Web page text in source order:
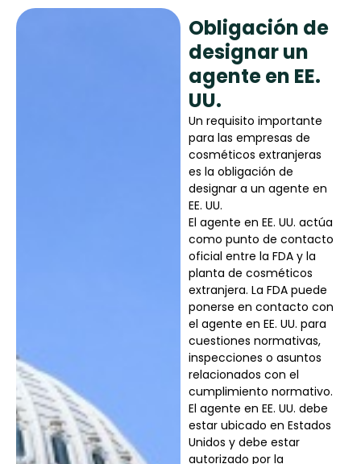
Obligación de
designar un
agente en EE.
UU.
Un requisito importante
para las empresas de
cosméticos extranjeras
es la obligación de
designar a un agente en
EE. UU.
El agente en EE. UU. actúa
como punto de contacto
oficial entre la FDA y la
planta de cosméticos
extranjera. La FDA puede
ponerse en contacto con
el agente en EE. UU. para
cuestiones normativas,
inspecciones o asuntos
relacionados con el
cumplimiento normativo.
El agente en EE. UU. debe
estar ubicado en Estados
Unidos y debe estar
autorizado por la